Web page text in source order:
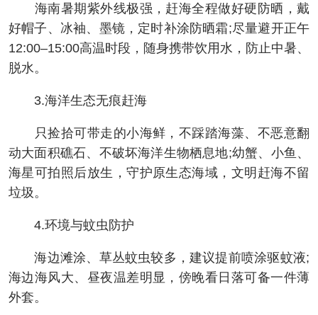
海南暑期紫外线极强，赶海全程做好硬防晒，戴
好帽子、冰袖、墨镜，定时补涂防晒霜;尽量避开正午
12:00–15:00高温时段，随身携带饮用水，防止中暑、
脱水。
3.海洋生态无痕赶海
只捡拾可带走的小海鲜，不踩踏海藻、不恶意翻
动大面积礁石、不破坏海洋生物栖息地;幼蟹、小鱼、
海星可拍照后放生，守护原生态海域，文明赶海不留
垃圾。
4.环境与蚊虫防护
海边滩涂、草丛蚊虫较多，建议提前喷涂驱蚊液;
海边海风大、昼夜温差明显，傍晚看日落可备一件薄
外套。